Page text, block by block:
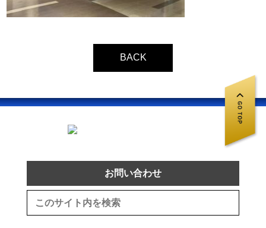
BACK
お問い合わせ